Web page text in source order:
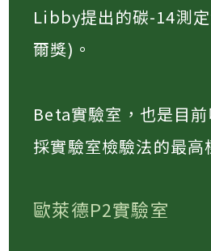
Libby提出的碳-14測
爾獎)。​
Beta實驗室，也是目
採實驗室檢驗法的最高
歐萊德P2實驗室